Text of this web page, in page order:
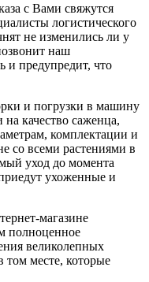
с Вами свяжутся
логистического
не изменились ли у
наш
и предупредит, что
и погрузки в машину
на качество саженца,
комплектации и
со всеми растениями в
уход до момента
ухоженные и
магазине
полноценное
великолепных
том месте, которые